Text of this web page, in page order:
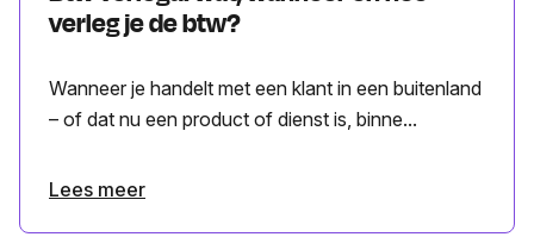
verleg je de btw?
Wanneer je handelt met een klant in een buitenland
– of dat nu een product of dienst is, binne...
Lees meer